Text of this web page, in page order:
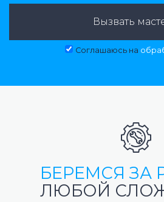
Вызвать
Соглашаюсь на
БЕРЕМСЯ ЗА
ЛЮБОЙ